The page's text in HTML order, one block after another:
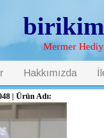
Mermer
Hakkımızda
| Ürün Adı: